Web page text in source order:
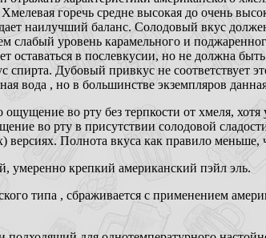
горечь средне высокая до очень
наилучший баланс. Солодовый вкус
слабый уровень карамельного и
оставаться в послевкусии, но не должна
Дубовый привкус не соответствует
вода , но в большинстве экземпляров
ощущение во рту без терпкости от хмеля,
во рту в присутствии солодовой
Полнота вкуса как правило меньше,
умеренно крепкий американский пэйл эль.
типа , сбраживается с применением